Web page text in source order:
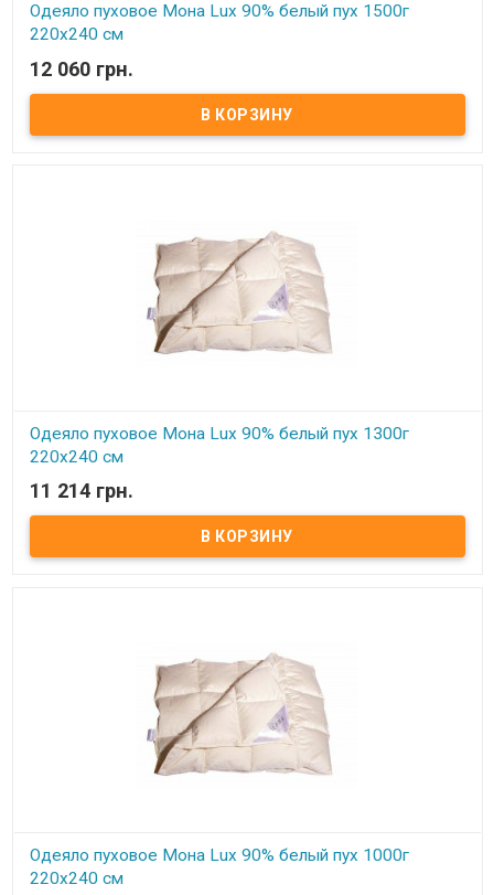
Одеяло пуховое Мона Lux 90% белый пух 1500г
220х240 см
В наличии
Одеяло пуховое Мона Lux 90% белый пух Размер: 220х240 см
Цвет: белый, кремовый Наполнитель: 90% натуральный белый
гусиный пух, 10% мелкого пера. Чехол: тик-батист, 100% хлопок
12 060 грн.
Одеяло пуховое Мона Lux 90% белый пух 1300г
220х240 см
В наличии
Одеяло пуховое Мона Lux 90% белый пух Размер: 220х240 см
Цвет: белый, кремовый Наполнитель: 90% натуральный белый
гусиный пух, 10% мелкого пера. Чехол: тик-батист, 100% хлопок
11 214 грн.
Одеяло пуховое Мона Lux 90% белый пух 1000г
220х240 см